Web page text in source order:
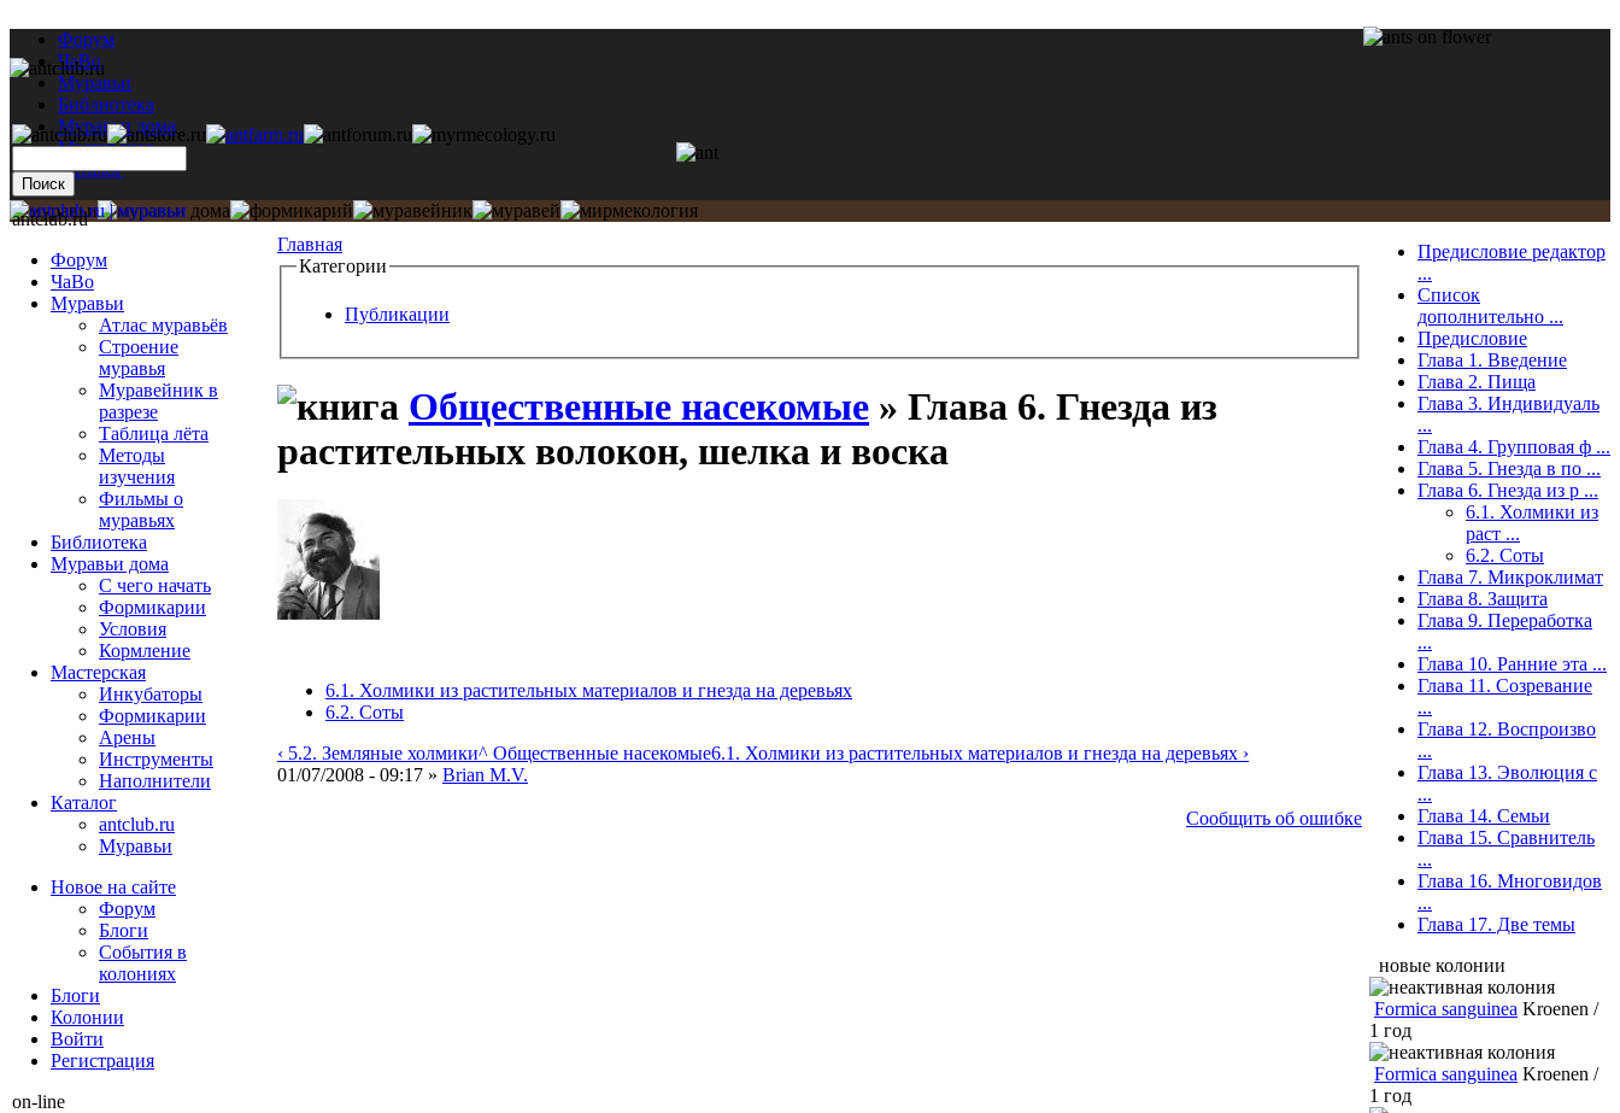
Форум
ЧаВо
Муравьи
Библиотека
Муравьи дома
Мастерская
Каталог
Главная
Категории
Публикации
Общественные насекомые » Глава 6. Гнезда из
растительных волокон, шелка и воска
6.1. Холмики из растительных материалов и гнезда на деревьях
6.2. Соты
‹ 5.2. Земляные холмики^ Общественные насекомые6.1. Холмики из растительных материалов и гнезда на деревьях ›
01/07/2008 - 09:17 » Brian M.V.
Сообщить об ошибке
antclub.ru
Форум
ЧаВо
Муравьи
Атлас муравьёв
Строение
муравья
Муравейник в
разрезе
Таблица лёта
Методы
изучения
Фильмы о
муравьях
Библиотека
Муравьи дома
С чего начать
Формикарии
Условия
Кормление
Мастерская
Инкубаторы
Формикарии
Арены
Инструменты
Наполнители
Каталог
antclub.ru
Муравьи
Новое на сайте
Форум
Блоги
События в
колониях
Блоги
Колонии
Войти
Peгиcтpaция
on-line
Предисловие редактор
...
Список
дополнительно ...
Предисловие
Глава 1. Введение
Глава 2. Пища
Глава 3. Индивидуаль
...
Глава 4. Групповая ф ...
Глава 5. Гнезда в по ...
Глава 6. Гнезда из р ...
6.1. Холмики из
раст ...
6.2. Соты
Глава 7. Микроклимат
Глава 8. Защита
Глава 9. Переработка
...
Глава 10. Ранние эта ...
Глава 11. Созревание
...
Глава 12. Воспроизво
...
Глава 13. Эволюция с
...
Глава 14. Семьи
Глава 15. Сравнитель
...
Глава 16. Многовидов
...
Глава 17. Две темы
новые колонии
Formica sanguinea Kroenen /
1 год
Formica sanguinea Kroenen /
1 год